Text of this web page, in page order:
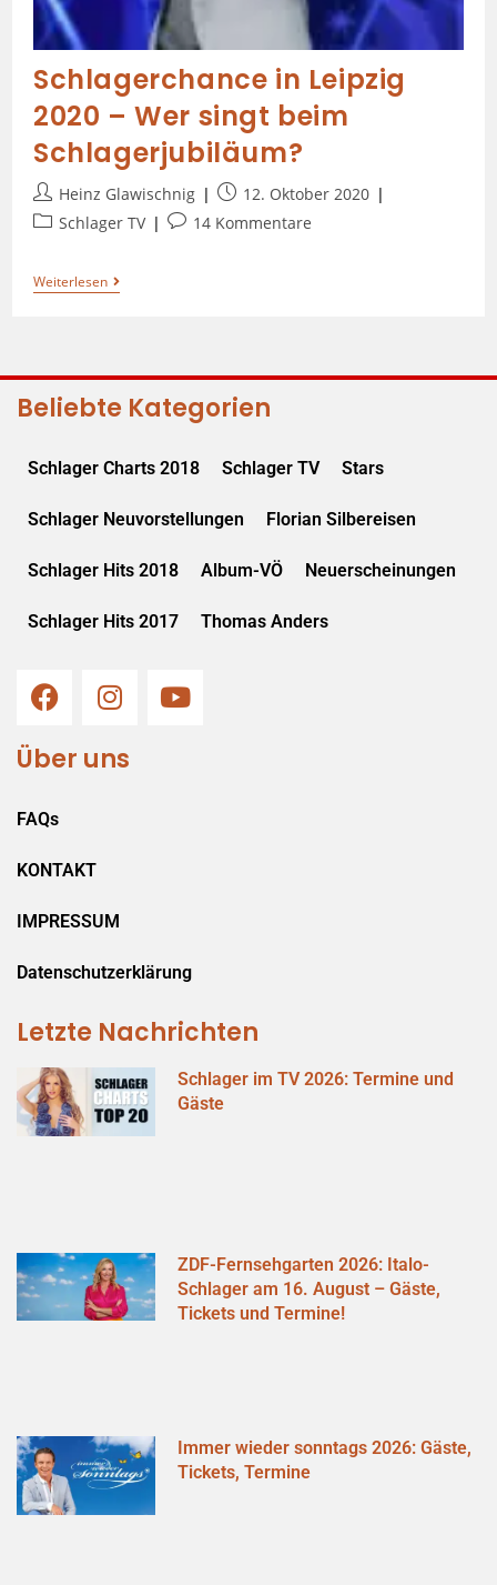
Schlagerchance in Leipzig
2020 – Wer singt beim
Schlagerjubiläum?
Heinz Glawischnig
12. Oktober 2020
Schlager TV
14 Kommentare
Weiterlesen
Beliebte Kategorien
Schlager Charts 2018 Schlager TV Stars
Schlager Neuvorstellungen Florian Silbereisen
Schlager Hits 2018 Album-VÖ Neuerscheinungen
Schlager Hits 2017 Thomas Anders
Über uns
FAQs
KONTAKT
IMPRESSUM
Datenschutzerklärung
Letzte Nachrichten
Schlager im TV 2026: Termine und
Gäste
ZDF-Fernsehgarten 2026: Italo-
Schlager am 16. August – Gäste,
Tickets und Termine!
Immer wieder sonntags 2026: Gäste,
Tickets, Termine